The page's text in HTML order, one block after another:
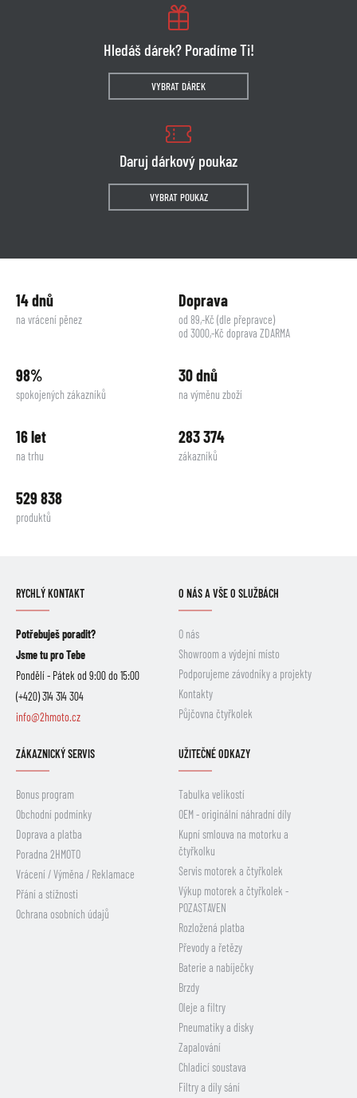
Hledáš dárek? Poradíme Ti!
VYBRAT DÁREK
Daruj dárkový poukaz
VYBRAT POUKAZ
14 dnů
na vrácení pěnez
Doprava
od 89,-Kč (dle přepravce)
od 3000,-Kč doprava ZDARMA
98%
spokojených zákazníků
30 dnů
na výměnu zboží
16 let
na trhu
283 374
zákazníků
529 838
produktů
RYCHLÝ KONTAKT
Potřebuješ poradit?
Jsme tu pro Tebe
Pondělí - Pátek od 9:00 do 15:00
(+420) 314 314 304
info@2hmoto.cz
O NÁS A VŠE O SLUŽBÁCH
O nás
Showroom a výdejní místo
Podporujeme závodníky a projekty
Kontakty
Půjčovna čtyřkolek
ZÁKAZNICKÝ SERVIS
Bonus program
Obchodní podmínky
Doprava a platba
Poradna 2HMOTO
Vrácení / Výměna / Reklamace
Přání a stížnosti
Ochrana osobních údajů
UŽITEČNÉ ODKAZY
Tabulka velikostí
OEM - originální náhradní díly
Kupní smlouva na motorku a
čtyřkolku
Servis motorek a čtyřkolek
Výkup motorek a čtyřkolek -
POZASTAVEN
Rozložená platba
Převody a řetězy
Baterie a nabíječky
Brzdy
Oleje a filtry
Pneumatiky a disky
Zapalování
Chladicí soustava
Filtry a díly sání